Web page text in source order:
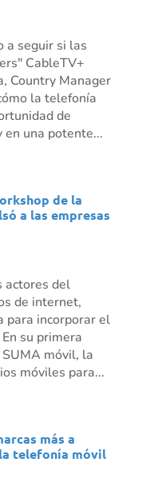
a seguir si las
CableTV+
Country Manager
la telefonía
de
en una potente...
de la
a las empresas
actores del
de internet,
para incorporar el
su primera
móvil, la
móviles para...
más a
telefonía móvil